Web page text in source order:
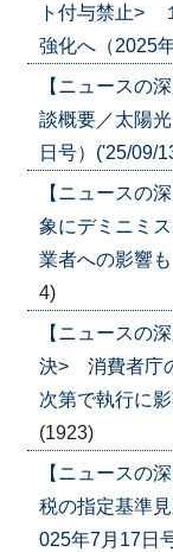
ト付与禁止>
強化へ（2025
【ニュース
談概要／太陽
日号）('25/09/
【ニュース
象にデミニミ
業者への影響
4)
【ニュースの
決> 消費者庁
次第で執行に
(1923)
【ニュースの
税の指定基準
025年7月17日